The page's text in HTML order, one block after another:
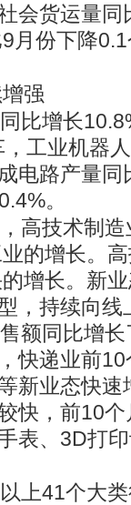
会货运量同
9月份下降
强
比增长
工业机器
电路产量
。
高技术制
的增长。
增长。新
，持续向线
额同比增
快递业前
新业态快
快，前10
表、3D打
上41个大